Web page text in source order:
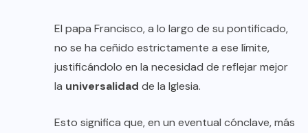
El papa Francisco, a lo largo de su pontificado,
no se ha ceñido estrictamente a ese límite,
justificándolo en la necesidad de reflejar mejor
la universalidad de la Iglesia.
Esto significa que, en un eventual cónclave, más